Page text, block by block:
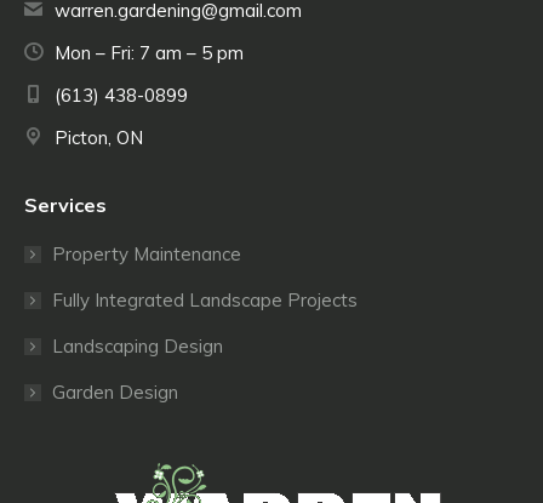
warren.gardening@gmail.com
Mon – Fri: 7 am – 5 pm
(613) 438-0899
Picton, ON
Services
Property Maintenance
Fully Integrated Landscape Projects
Landscaping Design
Garden Design